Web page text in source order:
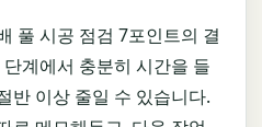
풀 시공 점검 7포인트의 결
계에서 충분히 시간을 들
반 이상 줄일 수 있습니다.